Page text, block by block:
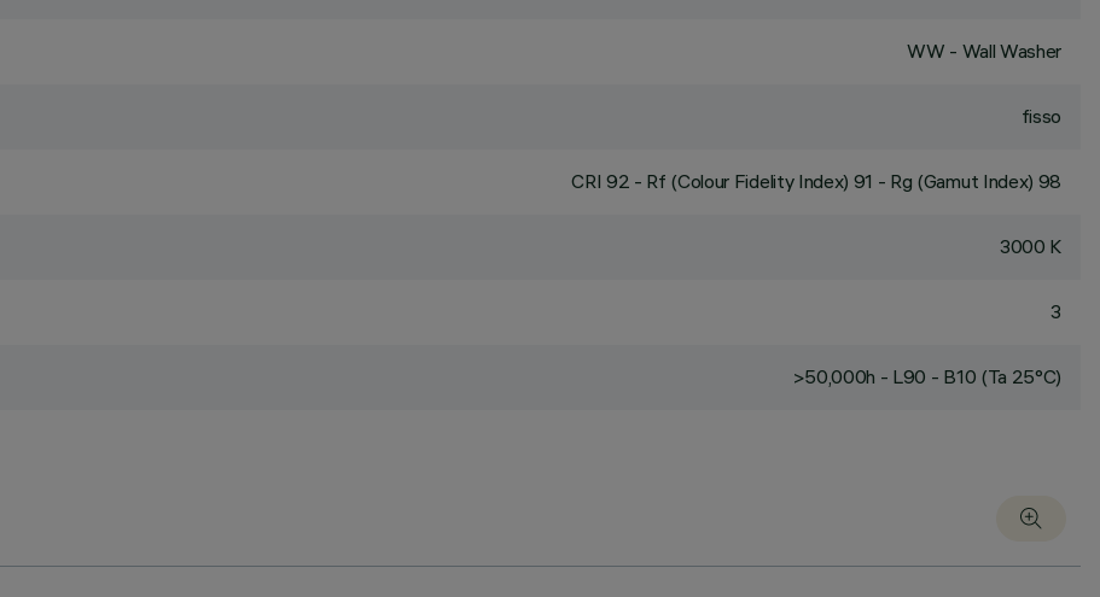
WW - Wall Washer
fisso
CRI 92 - Rf (Colour Fidelity Index) 91 - Rg (Gamut Index) 98
3000 K
3
>50,000h - L90 - B10 (Ta 25°C)